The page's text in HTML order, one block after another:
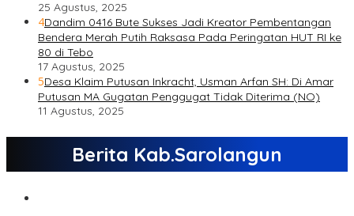
25 Agustus, 2025
4Dandim 0416 Bute Sukses Jadi Kreator Pembentangan
Bendera Merah Putih Raksasa Pada Peringatan HUT RI ke
80 di Tebo
17 Agustus, 2025
5Desa Klaim Putusan Inkracht, Usman Arfan SH: Di Amar
Putusan MA Gugatan Penggugat Tidak Diterima (NO)
11 Agustus, 2025
Berita Kab.Sarolangun